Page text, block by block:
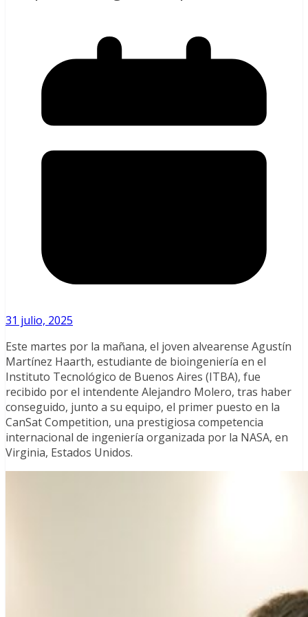
31 julio, 2025
Este martes por la mañana, el joven alvearense Agustín
Martínez Haarth, estudiante de bioingeniería en el
Instituto Tecnológico de Buenos Aires (ITBA), fue
recibido por el intendente Alejandro Molero, tras haber
conseguido, junto a su equipo, el primer puesto en la
CanSat Competition, una prestigiosa competencia
internacional de ingeniería organizada por la NASA, en
Virginia, Estados Unidos.